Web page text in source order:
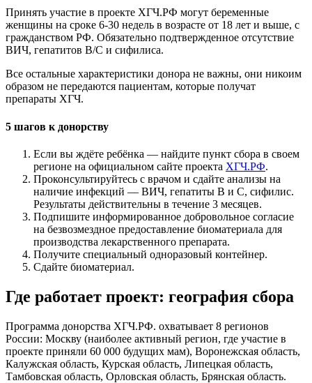
Принять участие в проекте ХГЧ.РФ могут беременные
женщины на сроке 6-30 недель в возрасте от 18 лет и выше, с
гражданством РФ. Обязательно подтвержденное отсутствие
ВИЧ, гепатитов В/С и сифилиса.
Все остальные характеристики донора не важны, они никоим
образом не передаются пациентам, которые получат
препараты ХГЧ.
5 шагов к донорству
Если вы ждёте ребёнка — найдите пункт сбора в своем
регионе на официальном сайте проекта ХГЧ.РФ.
Проконсультируйтесь с врачом и сдайте анализы на
наличие инфекций — ВИЧ, гепатиты В и С, сифилис.
Результаты действительны в течение 3 месяцев.
Подпишите информированное добровольное согласие
на безвозмездное предоставление биоматериала для
производства лекарственного препарата.
Получите специальный одноразовый контейнер.
Сдайте биоматериал.
Где работает проект: география сбора
Программа донорства ХГЧ.РФ. охватывает 8 регионов
России: Москву (наиболее активный регион, где участие в
проекте приняли 60 000 будущих мам), Воронежская область,
Калужская область, Курская область, Липецкая область,
Тамбовская область, Орловская область, Брянская область.